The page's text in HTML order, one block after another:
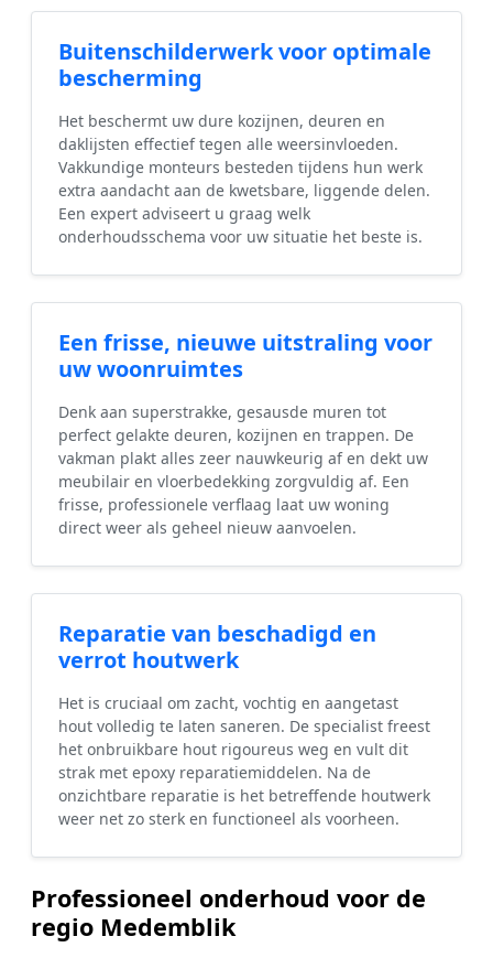
Buitenschilderwerk voor optimale
bescherming
Het beschermt uw dure kozijnen, deuren en
daklijsten effectief tegen alle weersinvloeden.
Vakkundige monteurs besteden tijdens hun werk
extra aandacht aan de kwetsbare, liggende delen.
Een expert adviseert u graag welk
onderhoudsschema voor uw situatie het beste is.
Een frisse, nieuwe uitstraling voor
uw woonruimtes
Denk aan superstrakke, gesausde muren tot
perfect gelakte deuren, kozijnen en trappen. De
vakman plakt alles zeer nauwkeurig af en dekt uw
meubilair en vloerbedekking zorgvuldig af. Een
frisse, professionele verflaag laat uw woning
direct weer als geheel nieuw aanvoelen.
Reparatie van beschadigd en
verrot houtwerk
Het is cruciaal om zacht, vochtig en aangetast
hout volledig te laten saneren. De specialist freest
het onbruikbare hout rigoureus weg en vult dit
strak met epoxy reparatiemiddelen. Na de
onzichtbare reparatie is het betreffende houtwerk
weer net zo sterk en functioneel als voorheen.
Professioneel onderhoud voor de
regio Medemblik